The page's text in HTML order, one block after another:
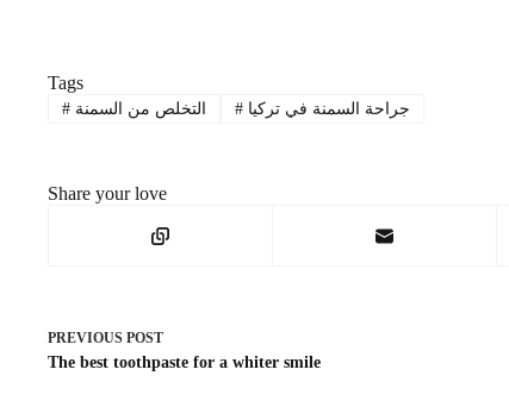
Tags
# التخلص من السمنة # جراحة السمنة في تركيا
Share your love
PREVIOUS POST
The best toothpaste for a whiter smile